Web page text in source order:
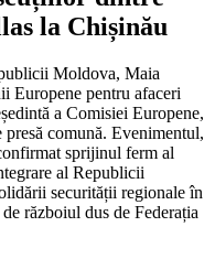
la Chișinău
Moldova, Maia
Europene pentru afaceri
a Comisiei Europene,
comună. Evenimentul,
sprijinul ferm al
al Republicii
securității regionale în
războiul dus de Federația